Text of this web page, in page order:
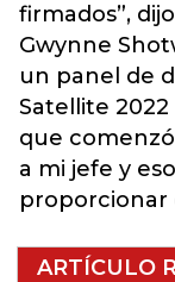
firmados”,
Gwynne
un panel de
Satellite
que
a mi jefe y
proporcionar
ARTÍCULO